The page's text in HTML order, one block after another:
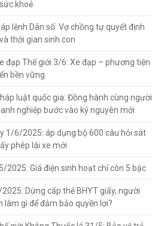
khoẻ
lệnh Dân số: Vợ chồng tự quyết định
thời gian sinh con
đạp Thế giới 3/6: Xe đạp – phương tiện
bền vững
luật quốc gia: Đồng hành cùng người
nghiệp bước vào kỷ nguyên mới
1/6/2025: áp dụng bộ 600 câu hỏi sát
phép lái xe mới
2025: Giá điện sinh hoạt chỉ còn 5 bậc
Dừng cấp thẻ BHYT giấy, người
làm gì để đảm bảo quyền lợi?